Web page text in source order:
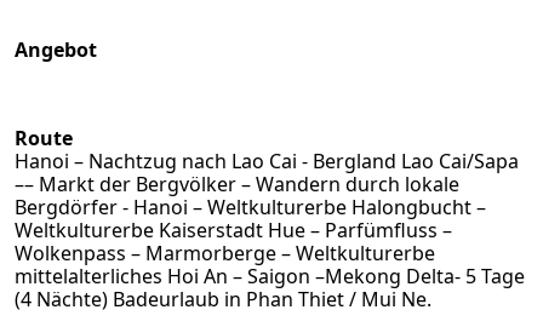
Angebot
Route
Hanoi – Nachtzug nach Lao Cai - Bergland Lao Cai/Sapa
–– Markt der Bergvölker – Wandern durch lokale
Bergdörfer - Hanoi – Weltkulturerbe Halongbucht –
Weltkulturerbe Kaiserstadt Hue – Parfümfluss –
Wolkenpass – Marmorberge – Weltkulturerbe
mittelalterliches Hoi An – Saigon –Mekong Delta- 5 Tage
(4 Nächte) Badeurlaub in Phan Thiet / Mui Ne.